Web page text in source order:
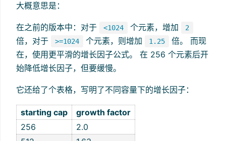
大概意思是：
在之前的版本中：对于 <1024 个元素，增加 2
倍，对于 >=1024 个元素，则增加 1.25
倍。 而现
在，使用更平滑的增长因子公式。 在 256 个元素后开
始降低增长因子，但要缓慢。
它还给了个表格，写明了不同容量下的增长因子：
starting cap
growth factor
256
2.0